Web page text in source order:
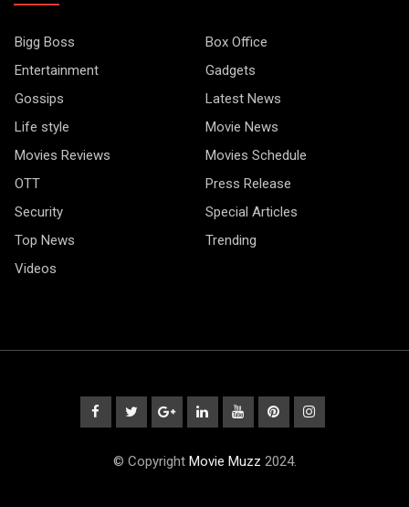
Bigg Boss
Box Office
Entertainment
Gadgets
Gossips
Latest News
Life style
Movie News
Movies Reviews
Movies Schedule
OTT
Press Release
Security
Special Articles
Top News
Trending
Videos
© Copyright Movie Muzz 2024.